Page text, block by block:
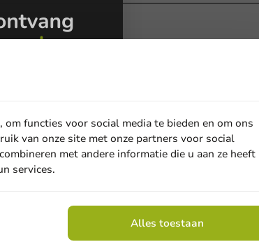
functies voor social media te bieden en om ons
van onze site met onze partners voor social
met andere informatie die u aan ze heeft
services.
Alles toestaan